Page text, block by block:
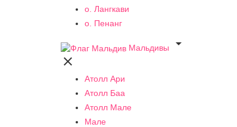
о. Лангкави
о. Пенанг
Мальдивы


Атолл Ари
Атолл Баа
Атолл Мале
Мале